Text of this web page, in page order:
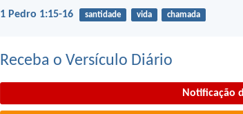
1 Pedro 1:15-16 santidade vida chamada
Receba o Versículo Diário
Notificação